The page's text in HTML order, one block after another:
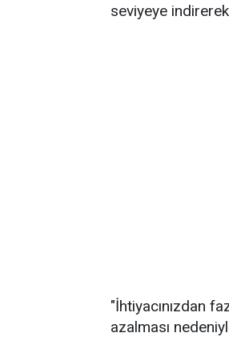
seviyeye
"İhtiyacınızdan
azalması